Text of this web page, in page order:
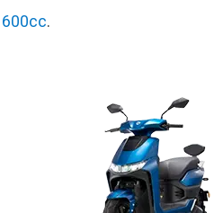
600cc.